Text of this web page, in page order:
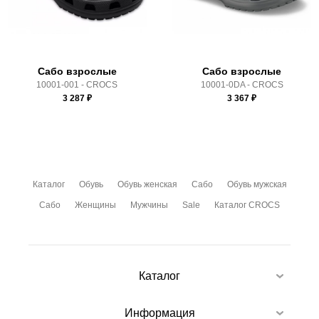
Здесь вы можете более детально ознакомиться с
оплатыидоставки
Сабо взрослые
10001-001 - CROCS
3 287₽
Сабо взрослые
10001-0DA - CROCS
3 367 ₽
Каталог Обувь Обувь женская Сабо Обувь мужская
Сабо Женщины Мужчины Sale Каталог CROCS
Каталог
Информация